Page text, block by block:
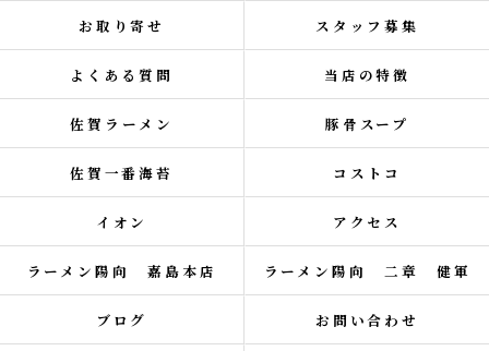
お取り寄せ スタッフ募集
よくある質問 当店の特徴
佐賀ラーメン 豚骨スープ
佐賀一番海苔 コストコ
イオン アクセス
ラーメン陽向 嘉島本店 ラーメン陽向 二章 健軍
ブログ お問い合わせ